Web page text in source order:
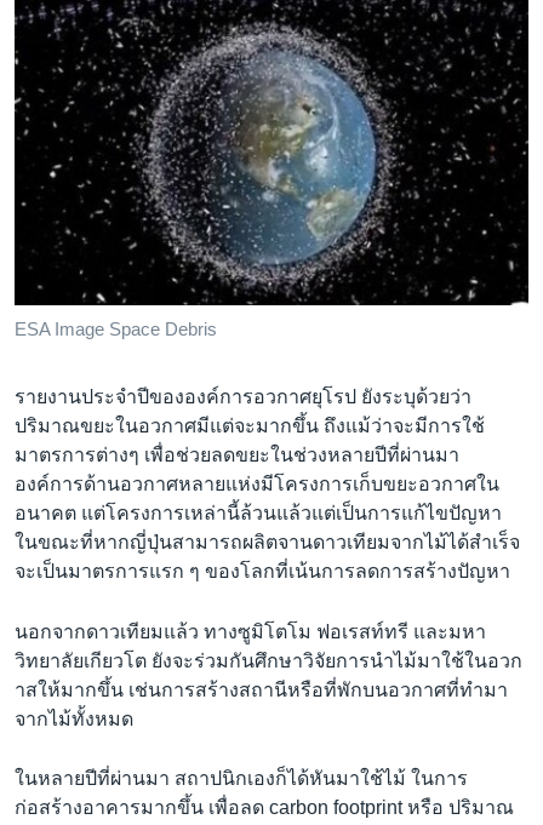
ESA Image Space Debris
รายงานประจำปีขององค์การอวกาศยุโรป ยังระบุด้วยว่า
ปริมาณขยะในอวกาศมีแต่จะมากขึ้น ถึงแม้ว่าจะมีการใช้
มาตรการต่างๆ เพื่อช่วยลดขยะในช่วงหลายปีที่ผ่านมา
องค์การด้านอวกาศหลายแห่งมีโครงการเก็บขยะอวกาศใน
อนาคต แต่โครงการเหล่านี้ล้วนแล้วแต่เป็นการแก้ไขปัญหา
ในขณะที่หากญี่ปุ่นสามารถผลิตจานดาวเทียมจากไม้ได้สำเร็จ
จะเป็นมาตรการแรก ๆ ของโลกที่เน้นการลดการสร้างปัญหา
นอกจากดาวเทียมแล้ว ทางซูมิโตโม ฟอเรสท์ทรี และมหา
วิทยาลัยเกียวโต ยังจะร่วมกันศึกษาวิจัยการนำไม้มาใช้ในอวก
าสให้มากขึ้น เช่นการสร้างสถานีหรือที่พักบนอวกาศที่ทำมา
จากไม้ทั้งหมด
ในหลายปีที่ผ่านมา สถาปนิกเองก็ได้หันมาใช้ไม้ ในการ
ก่อสร้างอาคารมากขึ้น เพื่อลด carbon footprint หรือ ปริมาณ